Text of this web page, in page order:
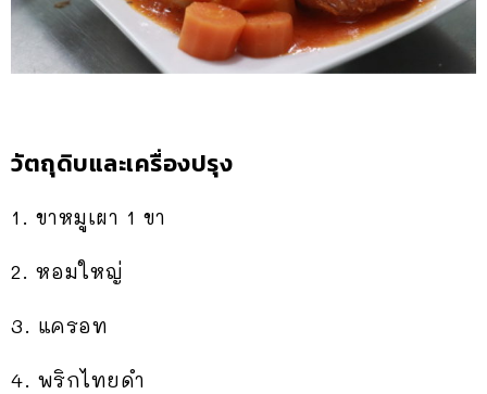
วัตถุดิบและเครื่องปรุง
1. ขาหมูเผา 1 ขา
2. หอมใหญ่
3. แครอท
4. พริกไทยดำ